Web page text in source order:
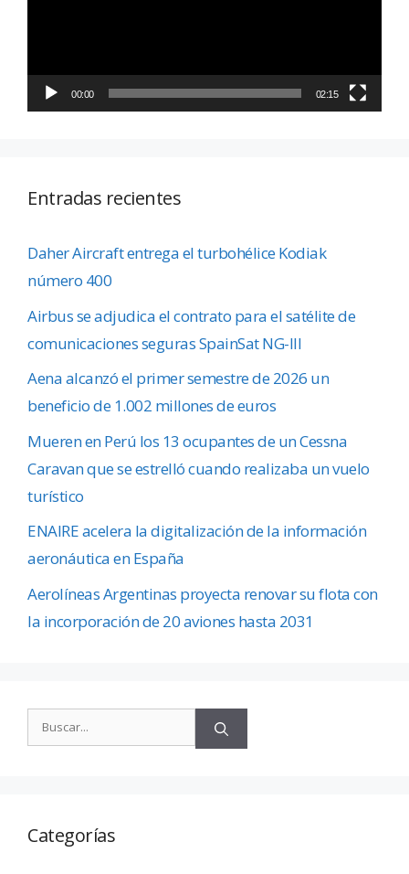
00:00 02:15
Entradas recientes
Daher Aircraft entrega el turbohélice Kodiak
número 400
Airbus se adjudica el contrato para el satélite de
comunicaciones seguras SpainSat NG-III
Aena alcanzó el primer semestre de 2026 un
beneficio de 1.002 millones de euros
Mueren en Perú los 13 ocupantes de un Cessna
Caravan que se estrelló cuando realizaba un vuelo
turístico
ENAIRE acelera la digitalización de la información
aeronáutica en España
Aerolíneas Argentinas proyecta renovar su flota con
la incorporación de 20 aviones hasta 2031
Categorías